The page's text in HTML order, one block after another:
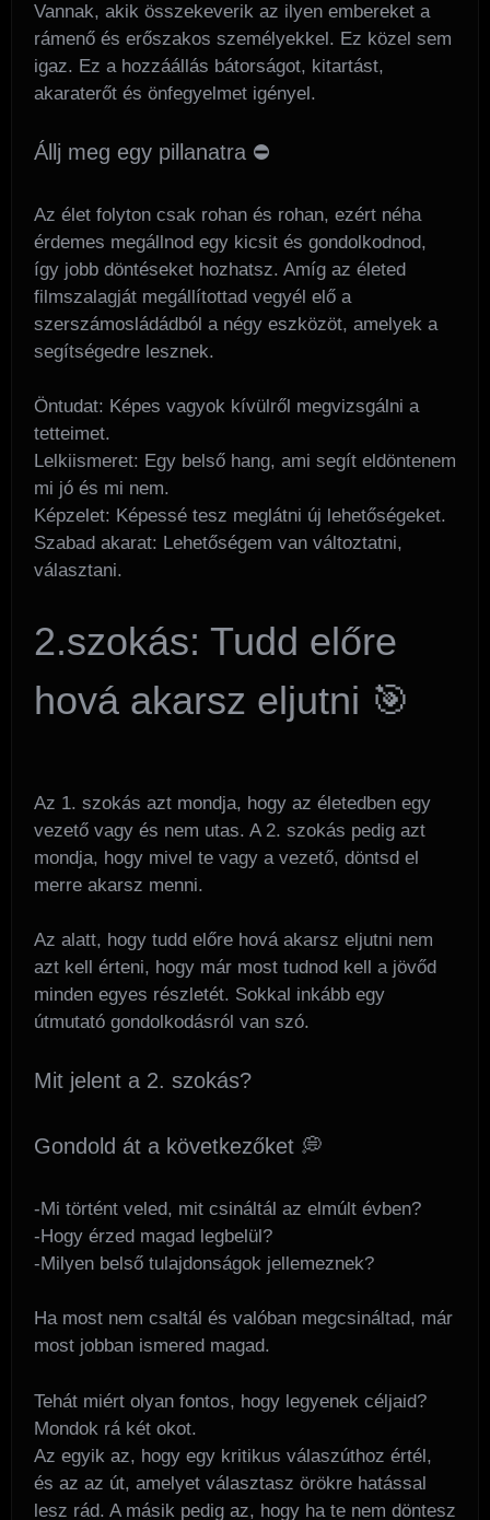
Vannak, akik összekeverik az ilyen embereket a
rámenő és erőszakos személyekkel. Ez közel sem
igaz. Ez a hozzáállás bátorságot, kitartást,
akaraterőt és önfegyelmet igényel.
Állj meg egy pillanatra ⛔
Az élet folyton csak rohan és rohan, ezért néha
érdemes megállnod egy kicsit és gondolkodnod,
így jobb döntéseket hozhatsz. Amíg az életed
filmszalagját megállítottad vegyél elő a
szerszámosládádból a négy eszközöt, amelyek a
segítségedre lesznek.
Öntudat: Képes vagyok kívülről megvizsgálni a
tetteimet.
Lelkiismeret: Egy belső hang, ami segít eldöntenem
mi jó és mi nem.
Képzelet: Képessé tesz meglátni új lehetőségeket.
Szabad akarat: Lehetőségem van változtatni,
választani.
2.szokás: Tudd előre
hová akarsz eljutni 🎯
Az 1. szokás azt mondja, hogy az életedben egy
vezető vagy és nem utas. A 2. szokás pedig azt
mondja, hogy mivel te vagy a vezető, döntsd el
merre akarsz menni.
Az alatt, hogy tudd előre hová akarsz eljutni nem
azt kell érteni, hogy már most tudnod kell a jövőd
minden egyes részletét. Sokkal inkább egy
útmutató gondolkodásról van szó.
Mit jelent a 2. szokás?
Gondold át a következőket 💭
-Mi történt veled, mit csináltál az elmúlt évben?
-Hogy érzed magad legbelül?
-Milyen belső tulajdonságok jellemeznek?
Ha most nem csaltál és valóban megcsináltad, már
most jobban ismered magad.
Tehát miért olyan fontos, hogy legyenek céljaid?
Mondok rá két okot.
Az egyik az, hogy egy kritikus válaszúthoz értél,
és az az út, amelyet választasz örökre hatással
lesz rád. A másik pedig az, hogy ha te nem döntesz